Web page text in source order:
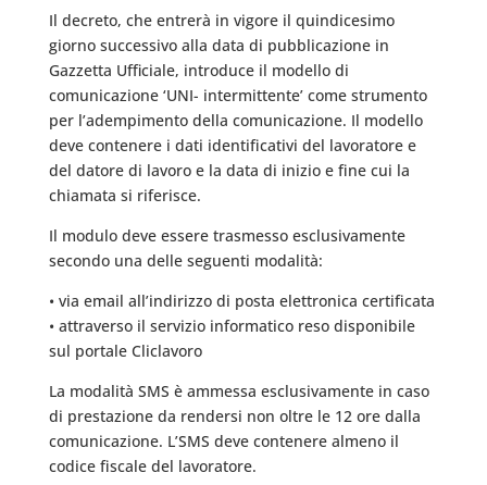
Il decreto, che entrerà in vigore il quindicesimo
giorno successivo alla data di pubblicazione in
Gazzetta Ufficiale, introduce il modello di
comunicazione ‘UNI- intermittente’ come strumento
per l’adempimento della comunicazione. Il modello
deve contenere i dati identificativi del lavoratore e
del datore di lavoro e la data di inizio e fine cui la
chiamata si riferisce.
Il modulo deve essere trasmesso esclusivamente
secondo una delle seguenti modalità:
• via email all’indirizzo di posta elettronica certificata
• attraverso il servizio informatico reso disponibile
sul portale Cliclavoro
La modalità SMS è ammessa esclusivamente in caso
di prestazione da rendersi non oltre le 12 ore dalla
comunicazione. L’SMS deve contenere almeno il
codice fiscale del lavoratore.